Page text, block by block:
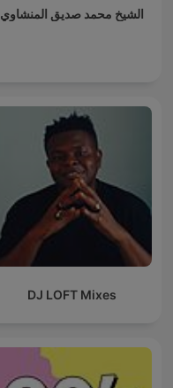
الشيخ محمد صديق المنشاوي
DJ LOFT Mixes